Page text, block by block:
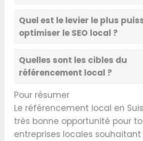
Quel est le levier le plus
optimiser le SEO local ?
Quelles sont les cibles du
référencement local ?
Pour résumer
Le référencement local en
très bonne opportunité pour
entreprises locales